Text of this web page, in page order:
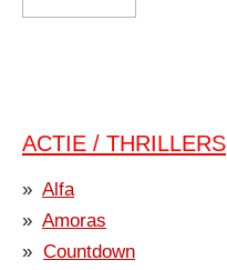
ACTIE / THRILLERS
Alfa
Amoras
Countdown